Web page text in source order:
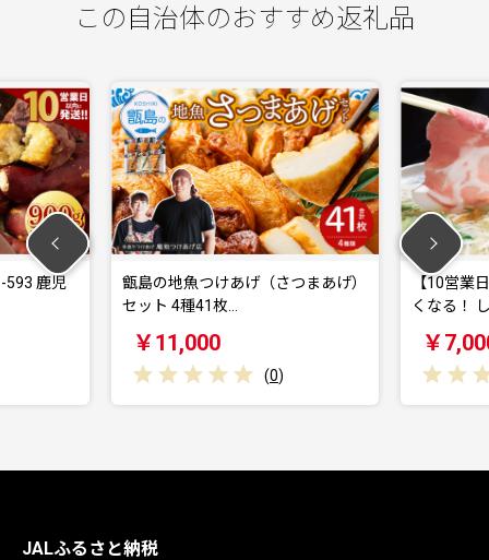
この自治体のおすすめ返礼品
593 鹿児
甑島の地魚つけあげ（さつまあげ）
セット 4種41枚…
￥11,000
(0)
【10営業
くなる！
￥
JALふるさと納税